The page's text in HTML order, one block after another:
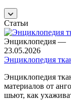
Статьи
Энциклопедия —
23.05.2026
Энциклопедия
Энциклопедия
материалов от
шьют, как